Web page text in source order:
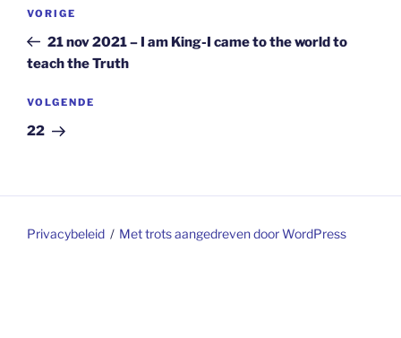
Vorig
bericht
VORIGE
21 nov 2021 – I am King-I came to the world to
teach the Truth
Volgend
bericht
VOLGENDE
22
Privacybeleid Met trots aangedreven door WordPress